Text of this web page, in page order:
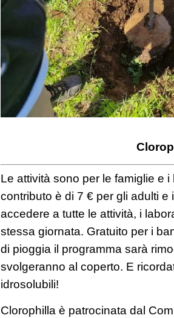
Le attività sono per le famiglie e
contributo è di 7 € per gli adulti
accedere a tutte le attività, i
stessa giornata. Gratuito per i
di pioggia il programma sarà
svolgeranno al coperto. E
idrosolubili!
Clorophilla è patrocinata dal